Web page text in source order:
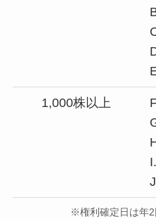
1,000株以上
※権利確定日は年2